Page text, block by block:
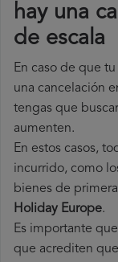
hay una
de escala
En caso de que
una cancelación
tengas que
aumenten.
En estos casos,
incurrido, como
bienes de
Holiday Europe.
Es importante
que acrediten